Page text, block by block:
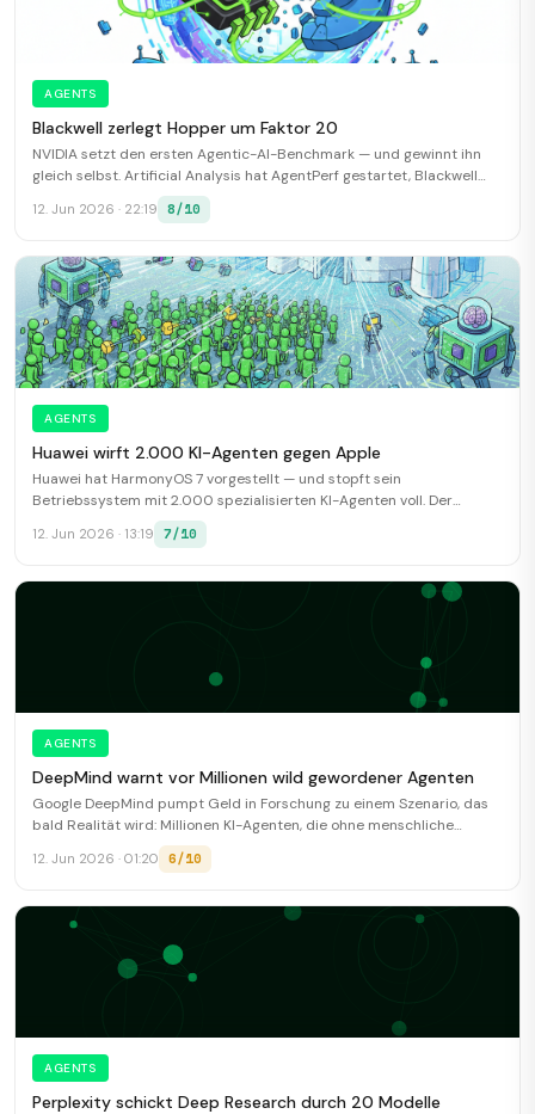
AGENTS
Blackwell zerlegt Hopper um Faktor 20
NVIDIA setzt den ersten Agentic-AI-Benchmark — und gewinnt ihn
gleich selbst. Artificial Analysis hat AgentPerf gestartet, Blackwell
Ultra NVL72 führt die erste Runde an.
12. Jun 2026 · 22:19 8/10
AGENTS
Huawei wirft 2.000 KI-Agenten gegen Apple
Huawei hat HarmonyOS 7 vorgestellt — und stopft sein
Betriebssystem mit 2.000 spezialisierten KI-Agenten voll. Der
direkte Gegenangriff auf Apples iOS 27.
12. Jun 2026 · 13:19 7/10
AGENTS
DeepMind warnt vor Millionen wild gewordener Agenten
Google DeepMind pumpt Geld in Forschung zu einem Szenario, das
bald Realität wird: Millionen KI-Agenten, die ohne menschliche
Aufsicht miteinander quatschen, verhandeln und ...
12. Jun 2026 · 01:20 6/10
AGENTS
Perplexity schickt Deep Research durch 20 Modelle